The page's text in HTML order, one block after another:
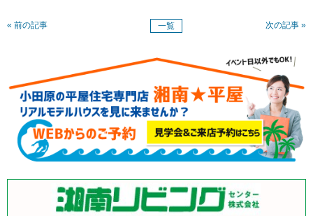
« 前の記事 一覧 次の記事 »